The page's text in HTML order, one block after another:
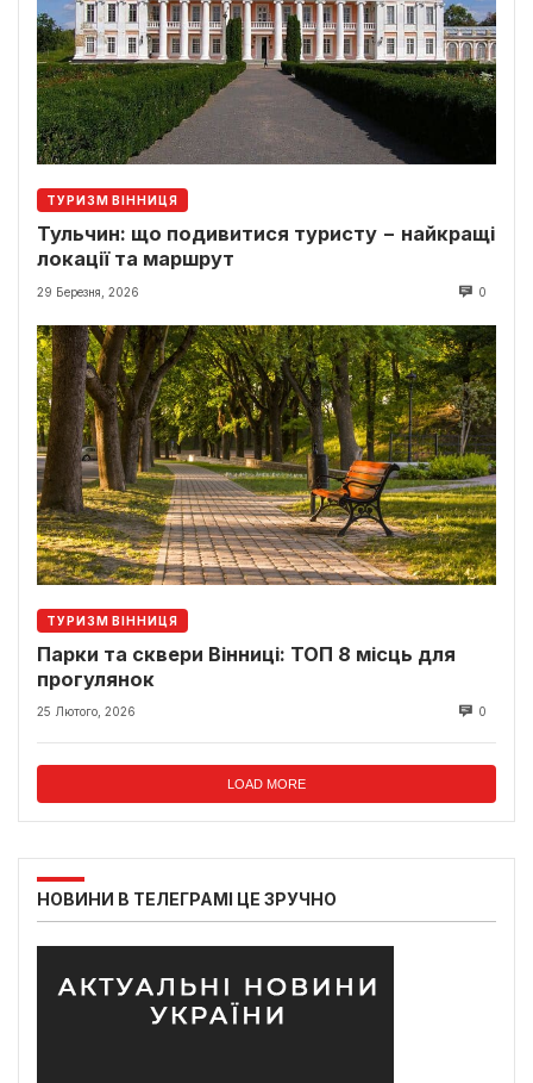
ТУРИЗМ ВІННИЦЯ
Тульчин: що подивитися туристу − найкращі
локації та маршрут
29 Березня, 2026 0
ТУРИЗМ ВІННИЦЯ
Парки та сквери Вінниці: ТОП 8 місць для
прогулянок
25 Лютого, 2026 0
LOAD MORE
НОВИНИ В ТЕЛЕГРАМІ ЦЕ ЗРУЧНО